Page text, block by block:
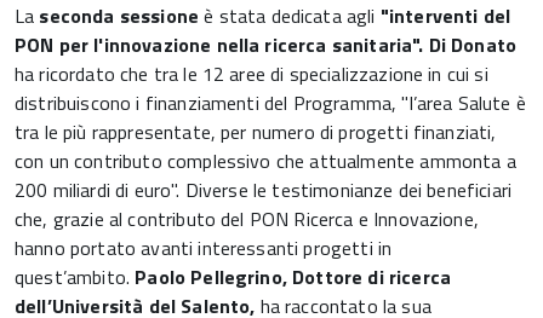
La seconda sessione è stata dedicata agli "interventi del
PON per l'innovazione nella ricerca sanitaria". Di Donato
ha ricordato che tra le 12 aree di specializzazione in cui si
distribuiscono i finanziamenti del Programma, "l’area Salute è
tra le più rappresentate, per numero di progetti finanziati,
con un contributo complessivo che attualmente ammonta a
200 miliardi di euro". Diverse le testimonianze dei beneficiari
che, grazie al contributo del PON Ricerca e Innovazione,
hanno portato avanti interessanti progetti in
quest’ambito. Paolo Pellegrino, Dottore di ricerca
dell’Università del Salento, ha raccontato la sua